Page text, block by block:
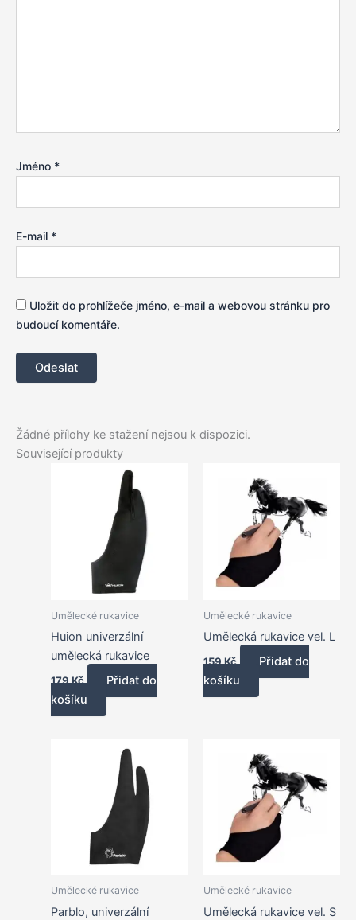
Jméno *
E-mail *
Uložit do prohlížeče jméno, e-mail a webovou stránku pro
budoucí komentáře.
Žádné přílohy ke stažení nejsou k dispozici.
Související produkty
Umělecké rukavice
Huion univerzální
umělecká rukavice
179Kč
Přidat do
košíku
Umělecké rukavice
Umělecká rukavice vel. L
159Kč
Přidat do
košíku
Umělecké rukavice
Parblo, univerzální
Umělecké rukavice
Umělecká rukavice vel. S